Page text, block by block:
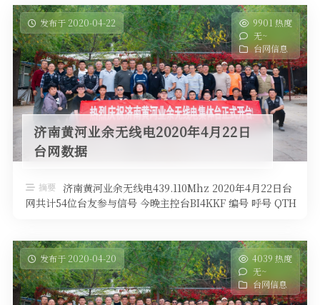
发布于 2020-04-22
9901 热度
无~
台网信息
济南黄河业余无线电2020年4月22日
台网数据
摘要 济南黄河业余无线电439.110Mhz 2020年4月22日台
网共计54位台友参与信号 今晚主控台BI4KKF 编号 呼号 QTH
发布于 2020-04-20
4039 热度
无~
台网信息